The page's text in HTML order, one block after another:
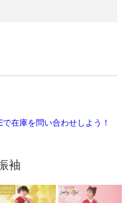
取り完了のメールが届き
がとうございました。
在庫を問い合わせしよう！
袖